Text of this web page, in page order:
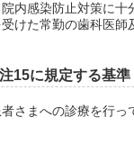
内感染防止対策に十
けた常勤の歯科医師
15に規定する基準
さまへの診療を行っ